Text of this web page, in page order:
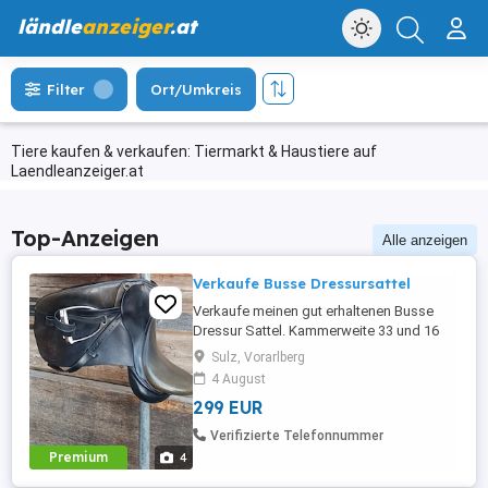
ländleanzeiger.at
Tiere kaufen & verkaufen: Tiermarkt & Haustiere auf
Laendleanzeiger.at
Filter Ort/Umkreis
Top-Anzeigen Alle anzeigen
Premium 4
Verkaufe Busse Dressursattel
Verkaufe meinen gut erhaltenen Busse
Dressur Sattel. Kammerweite 33 und 16
zoll. Er lag davor auf einem Endmaß Pony
und auf einem Schwarzwälder. Der Sattel
kann gerne zur probe mitgenommen
werden.
Sulz, Vorarlberg
4 August
299 EUR
Verifizierte Telefonnummer